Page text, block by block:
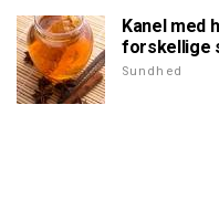
Kanel med
forskellige
Sundhed